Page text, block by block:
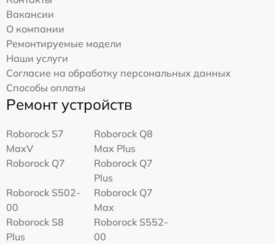
Вакансии
О компании
Ремонтируемые модели
Наши услуги
Согласие на обработку персональных данных
Способы оплаты
Ремонт устройств
Roborock S7
MaxV
Roborock Q8
Max Plus
Roborock Q7
Roborock Q7
Plus
Roborock S502-
00
Roborock Q7
Max
Roborock S8
Plus
Roborock S552-
00